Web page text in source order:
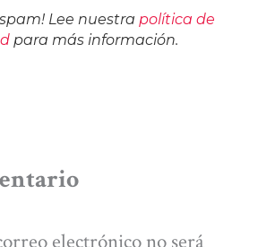
Lee nuestra política de
para más información.